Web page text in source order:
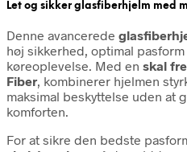
Let og sikker glasfiberhjelm med
Denne avancerede
høj sikkerhed, optimal
køreoplevelse. Med en skal
Fiber , kombinerer hjelmen
maksimal beskyttelse uden at
komforten.
For at sikre den bedste